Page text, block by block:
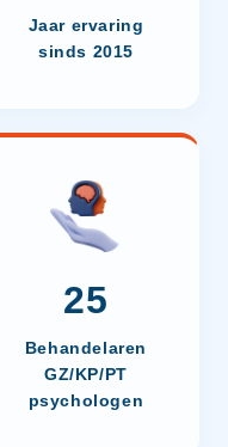
Jaar ervaring
sinds 2015
25
Behandelaren
GZ/KP/PT
psychologen